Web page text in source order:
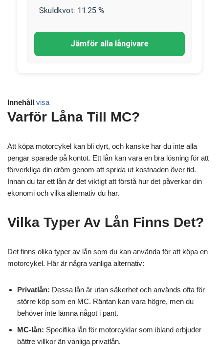
Skuldkvot: 11.25 %
Jämför alla långivare
Innehåll visa
Varför Låna Till MC?
Att köpa motorcykel kan bli dyrt, och kanske har du inte alla
pengar sparade på kontot. Ett lån kan vara en bra lösning för att
förverkliga din dröm genom att sprida ut kostnaden över tid.
Innan du tar ett lån är det viktigt att förstå hur det påverkar din
ekonomi och vilka alternativ du har.
Vilka Typer Av Lån Finns Det?
Det finns olika typer av lån som du kan använda för att köpa en
motorcykel. Här är några vanliga alternativ:
Privatlån: Dessa lån är utan säkerhet och används ofta för
större köp som en MC. Räntan kan vara högre, men du
behöver inte lämna något i pant.
MC-lån: Specifika lån för motorcyklar som ibland erbjuder
bättre villkor än vanliga privatlån.